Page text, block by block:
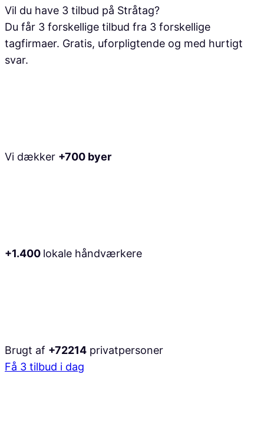
Vil du have 3 tilbud på Stråtag?
Du får 3 forskellige tilbud fra 3 forskellige
tagfirmaer. Gratis, uforpligtende og med hurtigt
svar.
Vi dækker +700 byer
+1.400 lokale håndværkere
Brugt af +72214 privatpersoner
Få 3 tilbud i dag